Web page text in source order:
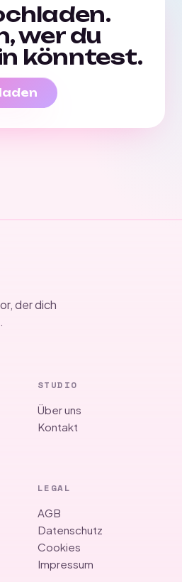
wer du
könntest.
der dich
STUDIO
Über uns
Kontakt
LEGAL
AGB
Datenschutz
Cookies
Impressum